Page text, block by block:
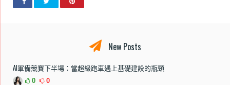
New Posts
AI軍備競賽下半場：當超級跑車遇上基礎建設的瓶頸
0 0